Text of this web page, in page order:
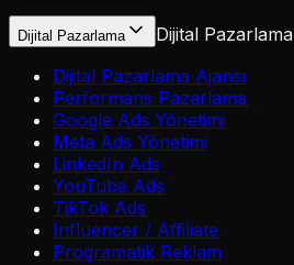
Dijital Pazarlama
Dijital Pazarlama
Dijital Pazarlama Ajansı
Performans Pazarlama
Google Ads Yönetimi
Meta Ads Yönetimi
LinkedIn Ads
YouTube Ads
TikTok Ads
Influencer / Affiliate
Programatik Reklam